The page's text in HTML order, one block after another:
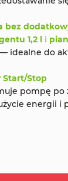
bez
1,2 l
i
idealne do
Stop
pompę po
energii i